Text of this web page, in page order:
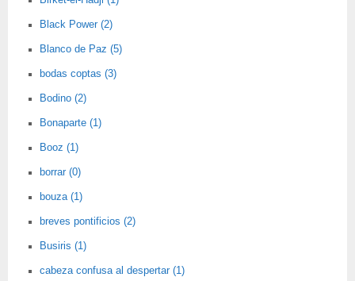
Black Power (2)
Blanco de Paz (5)
bodas coptas (3)
Bodino (2)
Bonaparte (1)
Booz (1)
borrar (0)
bouza (1)
breves pontificios (2)
Busiris (1)
cabeza confusa al despertar (1)